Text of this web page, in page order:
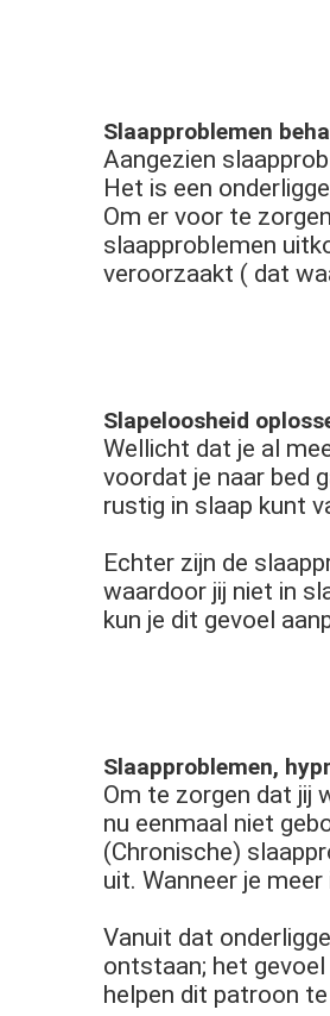
Slaapproblemen
Aangezien
Het is een
Om er voor te
slaapproblemen
veroorzaakt ( dat
Slapeloosheid
Wellicht dat je al
voordat je naar bed
rustig in slaap kunt
Echter zijn de
waardoor jij niet in
kun je dit gevoel
Slaapproblemen,
Om te zorgen dat jij
nu eenmaal niet
(Chronische)
uit. Wanneer je
Vanuit dat
ontstaan; het
helpen dit patroon